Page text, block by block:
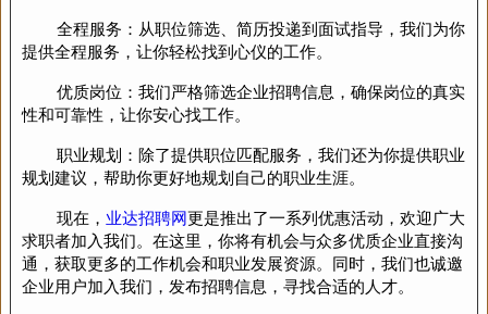
全程服务：从职位筛选、简历投递到面试指导，我们为你
提供全程服务，让你轻松找到心仪的工作。
优质岗位：我们严格筛选企业招聘信息，确保岗位的真实
性和可靠性，让你安心找工作。
职业规划：除了提供职位匹配服务，我们还为你提供职业
规划建议，帮助你更好地规划自己的职业生涯。
现在， 业达招聘网更是推出了一系列优惠活动，欢迎广大
求职者加入我们。在这里，你将有机会与众多优质企业直接沟
通，获取更多的工作机会和职业发展资源。同时，我们也诚邀
企业用户加入我们，发布招聘信息，寻找合适的人才。